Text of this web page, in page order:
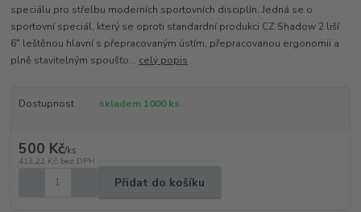
speciálu pro střelbu moderních sportovních disciplín. Jedná se o
sportovní speciál, který se oproti standardní produkci CZ Shadow 2 liší
6" leštěnou hlavní s přepracovaným ústím, přepracovanou ergonomii a
plně stavitelným spoušťo... celý popis
Dostupnost skladem 1000 ks
500 Kč/ks
413,22 Kč bez DPH
Přidat do košíku